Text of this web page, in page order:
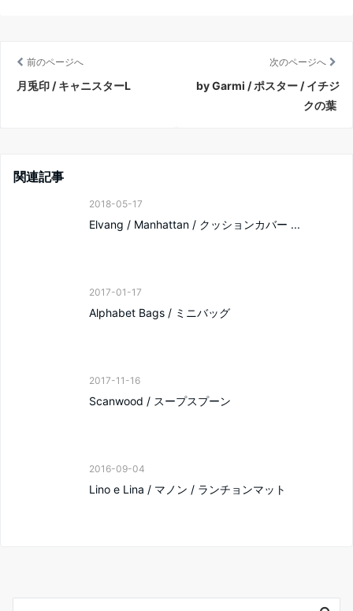
前のページへ
月兎印 / キャニスターL
次のページへ
by Garmi / ポスター / イチジ
クの葉
関連記事
2018-05-17
Elvang / Manhattan / クッションカバー ...
2017-01-17
Alphabet Bags / ミニバッグ
2017-11-16
Scanwood / スープスプーン
2016-09-04
Lino e Lina / マノン / ランチョンマット